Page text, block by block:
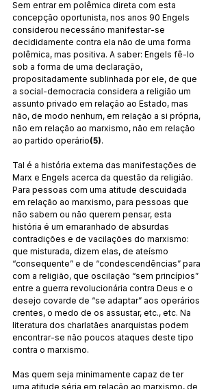
Sem entrar em polêmica direta com esta
concepção oportunista, nos anos 90 Engels
considerou necessário manifestar-se
decididamente contra ela não de uma forma
polêmica, mas positiva. A saber: Engels fê-lo
sob a forma de uma declaração,
propositadamente sublinhada por ele, de que
a social-democracia considera a religião um
assunto privado em relação ao Estado, mas
não, de modo nenhum, em relação a si própria,
não em relação ao marxismo, não em relação
ao partido operário(5).
Tal é a história externa das manifestações de
Marx e Engels acerca da questão da religião.
Para pessoas com uma atitude descuidada
em relação ao marxismo, para pessoas que
não sabem ou não querem pensar, esta
história é um emaranhado de absurdas
contradições e de vacilações do marxismo:
que misturada, dizem elas, de ateísmo
“consequente” e de “condescendências” para
com a religião, que oscilação “sem princípios”
entre a guerra revolucionária contra Deus e o
desejo covarde de “se adaptar” aos operários
crentes, o medo de os assustar, etc., etc. Na
literatura dos charlatães anarquistas podem
encontrar-se não poucos ataques deste tipo
contra o marxismo.
Mas quem seja minimamente capaz de ter
uma atitude séria em relação ao marxismo, de